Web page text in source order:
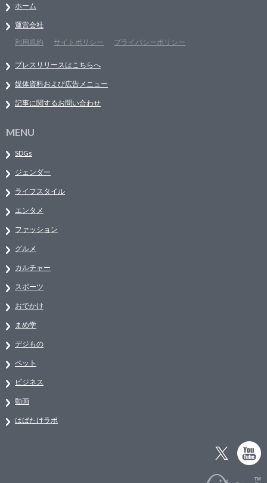
ホーム
運営会社
利用規約
サイトポリシー プライバシーポリシー
プレスリリースはこちらへ
媒体資料および広告メニュー
記事に関するお問い合わせ
MENU
SDGs
ジェンダー
ライフスタイル
エンタメ
ファッション
グルメ
カルチャー
スポーツ
おでかけ
まめ学
デジもの
ペット
ビジネス
動画
はばたけラボ